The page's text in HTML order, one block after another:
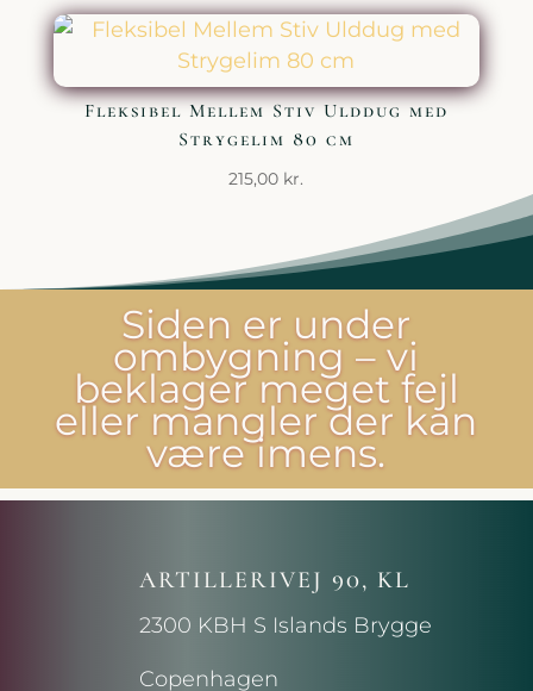
Fleksibel Mellem Stiv Ulddug med
Strygelim 80 cm
215,00 kr.
Siden er under
ombygning – vi
beklager meget fejl
eller mangler der kan
være imens.
ARTILLERIVEJ 90, KL
2300 KBH S Islands Brygge
Copenhagen